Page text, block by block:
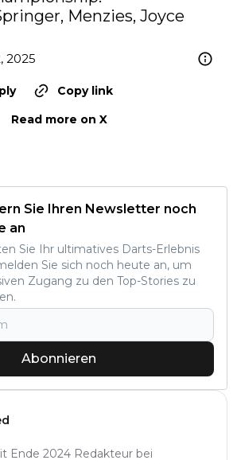
Menzies, Joyce
2025
Copy link
Read more on X
Sie Ihren Newsletter noch
an
Sie Ihr ultimatives Darts-Erlebnis
Sie sich noch heute an, um
Zugang zu den Top-Stories zu
Abonnieren
Ende 2024 Redakteur bei